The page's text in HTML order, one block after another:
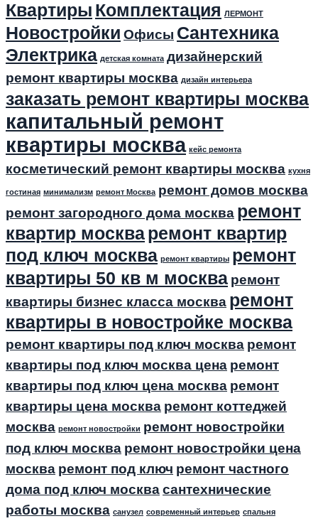
Квартиры Комплектация ЛЕРМОНТ
Новостройки Офисы Сантехника
Электрика детская комната дизайнерский
ремонт квартиры москва дизайн интерьера
заказать ремонт квартиры москва
капитальный ремонт
квартиры москва кейс ремонта
косметический ремонт квартиры москва кухня
гостиная минимализм ремонт Москва ремонт домов москва
ремонт загородного дома москва ремонт
квартир москваремонт квартир
под ключ москва ремонт квартиры ремонт
квартиры 50 кв м москва ремонт
квартиры бизнес класса москва ремонт
квартиры в новостройке москва
ремонт квартиры под ключ москва ремонт
квартиры под ключ москва цена ремонт
квартиры под ключ цена москва ремонт
квартиры цена москва ремонт коттеджей
москва ремонт новостройки ремонт новостройки
под ключ москва ремонт новостройки цена
москва ремонт под ключ ремонт частного
дома под ключ москвасантехнические
работы москва санузел современный интерьер спальня